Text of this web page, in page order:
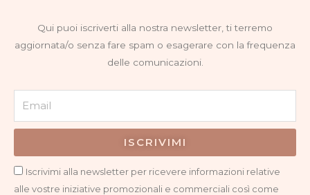
Qui puoi iscriverti alla nostra newsletter, ti terremo
aggiornata/o senza fare spam o esagerare con la frequenza
delle comunicazioni.
Privacy
Iscrivimi alla newsletter per ricevere informazioni relative
alle vostre iniziative promozionali e commerciali così come
ISCRIVIMI